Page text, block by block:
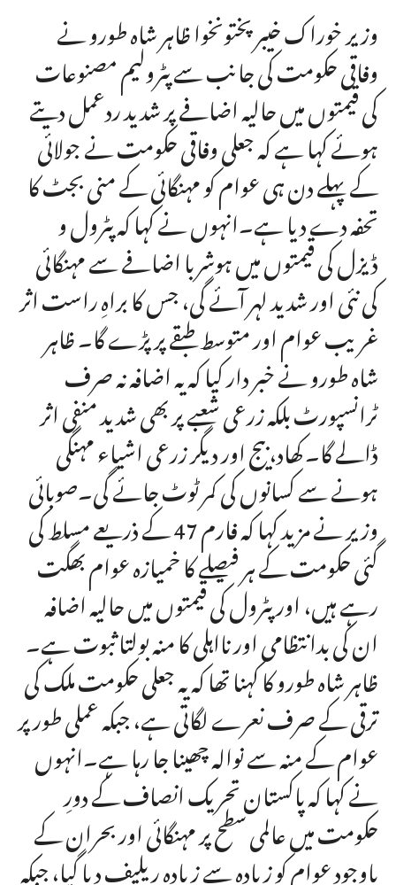
وزیر خوراک خیبرپختونخوا ظاہر شاہ طورو نے
وفاقی حکومت کی جانب سے پٹرولیم مصنوعات
کی قیمتوں میں حالیہ اضافے پر شدید ردعمل دیتے
ہوئے کہا ہے کہ جعلی وفاقی حکومت نے جولائی
کے پہلے دن ہی عوام کو مہنگائی کے منی بجٹ کا
تحفہ دے دیا ہے۔انہوں نے کہا کہ پٹرول و
ڈیزل کی قیمتوں میں ہوشربا اضافے سے مہنگائی
کی نئی اور شدید لہر آئے گی، جس کا براہِ راست اثر
غریب عوام اور متوسط طبقے پر پڑے گا۔ ظاہر
شاہ طورو نے خبر دار کیا کہ یہ اضافہ نہ صرف
ٹرانسپورٹ بلکہ زرعی شعبے پر بھی شدید منفی اثر
ڈالے گا۔ کھاد، بیج اور دیگر زرعی اشیاء مہنگی
ہونے سے کسانوں کی کمر ٹوٹ جائے گی۔صوبائی
وزیر نے مزید کہا کہ فارم 47 کے ذریعے مسلط کی
گئی حکومت کے ہر فیصلے کا خمیازہ عوام بھگت
رہے ہیں، اور پٹرول کی قیمتوں میں حالیہ اضافہ
ان کی بدانتظامی اور نااہلی کا منہ بولتا ثبوت ہے۔
ظاہر شاہ طورو کا کہنا تھا کہ یہ جعلی حکومت ملک کی
ترقی کے صرف نعرے لگاتی ہے، جبکہ عملی طور پر
عوام کے منہ سے نوالہ چھینا جا رہا ہے۔انہوں
نے کہا کہ پاکستان تحریک انصاف کے دورِ
حکومت میں عالمی سطح پر مہنگائی اور بحران کے
باوجود عوام کو زیادہ سے زیادہ ریلیف دیا گیا، جبکہ